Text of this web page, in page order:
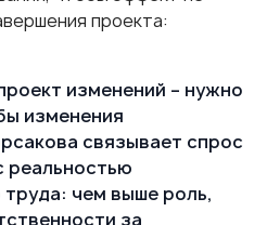
проекта:
изменений – нужно
изменения
связывает спрос
реальностью
труда: чем выше роль,
за